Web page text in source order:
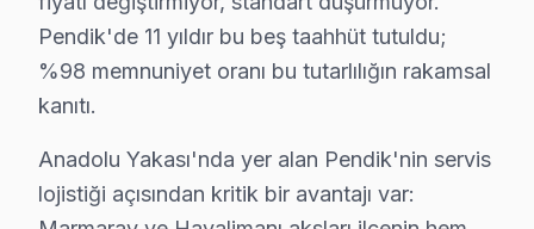
Kurtdoğmuş'ta Hisense TV Servisi
Kurtdoğmuş mahallesinde Hisense TV bakım talebi
Kurtköy'de Hisense TV Servisi
Kurtköy mahallesi, Hisense televizyonunuz'lerin
Pendik'de 11 yıldır bu beş taahhüt tutuldu;
%98 memnuniyet oranı bu tutarlılığın rakamsal
kanıtı.
Anadolu Yakası'nda yer alan Pendik'nin servis
lojistiği açısından kritik bir avantajı var: